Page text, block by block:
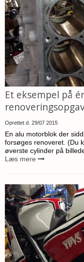
Et eksempel på
Oprettet d. 29/07 2015
En alu motorblok der
forsøges renoveret. (Du
øverste cylinder på
Læs mere